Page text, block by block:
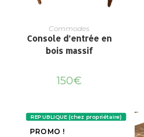
Commodes
Console d’entrée en
bois massif
150€
REPUBLIQUE (chez propriétaire)
PROMO !